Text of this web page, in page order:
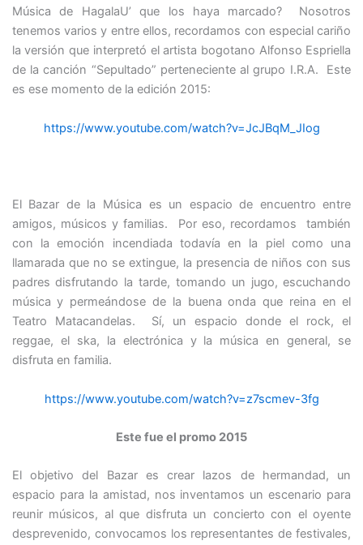
Música de HagalaU’ que los haya marcado? Nosotros
tenemos varios y entre ellos, recordamos con especial cariño
la versión que interpretó el artista bogotano Alfonso Espriella
de la canción “Sepultado” perteneciente al grupo I.R.A. Este
es ese momento de la edición 2015:
https://www.youtube.com/watch?v=JcJBqM_JIog
El Bazar de la Música es un espacio de encuentro entre
amigos, músicos y familias. Por eso, recordamos también
con la emoción incendiada todavía en la piel como una
llamarada que no se extingue, la presencia de niños con sus
padres disfrutando la tarde, tomando un jugo, escuchando
música y permeándose de la buena onda que reina en el
Teatro Matacandelas. Sí, un espacio donde el rock, el
reggae, el ska, la electrónica y la música en general, se
disfruta en familia.
https://www.youtube.com/watch?v=z7scmev-3fg
Este fue el promo 2015
El objetivo del Bazar es crear lazos de hermandad, un
espacio para la amistad, nos inventamos un escenario para
reunir músicos, al que disfruta un concierto con el oyente
desprevenido, convocamos los representantes de festivales,